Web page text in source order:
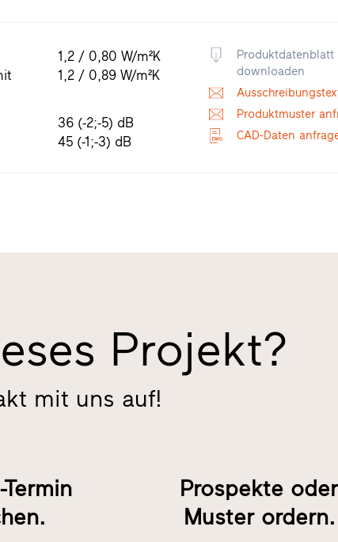
1,2 / 0,80 W/m²K
1,2 / 0,89 W/m²K
36 (-2;-5) dB
45 (-1;-3) dB
Produktdatenblatt
downloaden
Produktmuster
CAD-Daten
Projekt?
mit uns auf!
Prospekte oder
Muster ordern.